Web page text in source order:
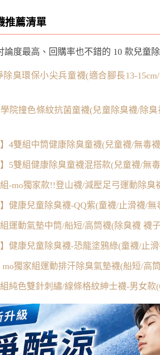
推薦清單
度最高、回購率也不錯的 10 款兒童除
除臭環保小尖兵童襪(適合腳長13-
學院撞色條紋抗菌童襪(兒童除臭襪/除
】4雙組中筒健康除臭童襪(兒童襪/無毒
】5雙組健康除臭童襪混搭款(兒童襪/無
組-mo獨家款!!登山襪/減壓足弓運動除
】健康兒童除臭襪-QQ紫(童襪/止滑襪/
組運動氣墊中筒/船短/高筒襪(除臭襪 襪
】健康兒童除臭襪-恐龍塗鴉綠(童襪/止
mo獨家組運動排汗除臭氣墊襪(船短/高
組純色雙針刺繡/線條格紋紳士襪-男女款